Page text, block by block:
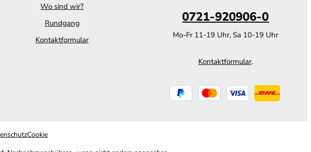
Wo sind wir?
Rundgang
Kontaktformular
0721-920906-0
Mo-Fr 11-19 Uhr, Sa 10-19 Uhr
Kontaktformular.
Cookie